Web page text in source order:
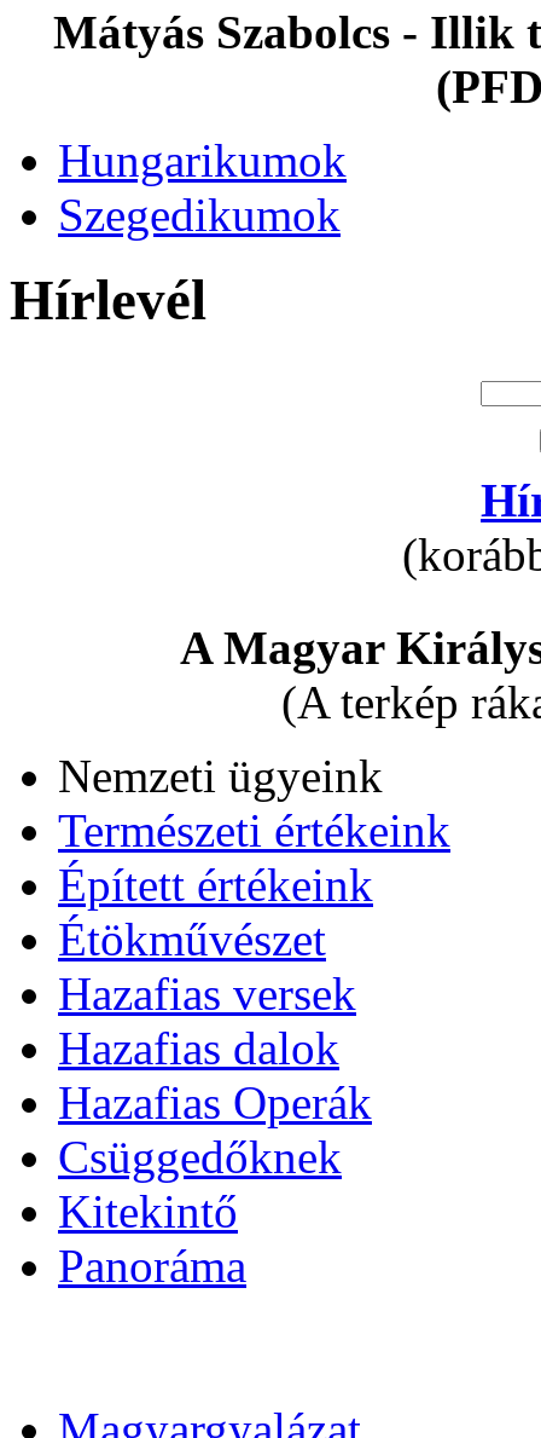
Mátyás Szabolcs - Illik
Hungarikumok
Szegedikumok
Hírlevél
A Magyar
(A terkép
Nemzeti ügyeink
Természeti értékeink
Épített értékeink
Étökművészet
Hazafias versek
Hazafias dalok
Hazafias Operák
Csüggedőknek
Kitekintő
Panoráma